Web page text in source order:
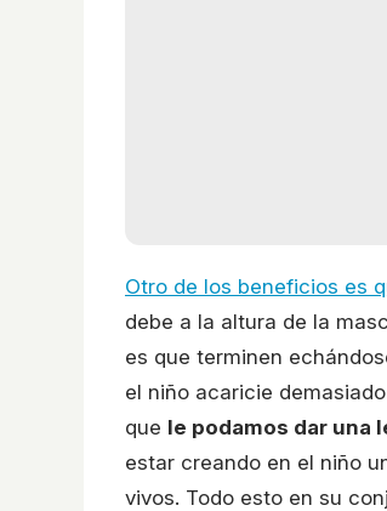
Otro de los beneficios es
debe a la altura de la
es que terminen
el niño acaricie
que le podamos dar una
estar creando en el niño
vivos. Todo esto en su